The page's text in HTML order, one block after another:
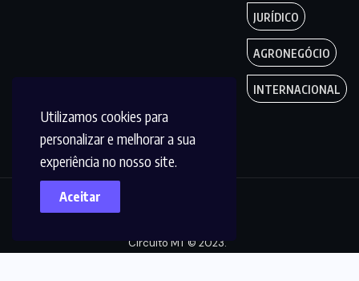
Utilizamos cookies para
personalizar e melhorar a sua
experiência no nosso site.
Aceitar
JURÍDICO
AGRONEGÓCIO
INTERNACIONAL
Circuito MT © 2023.